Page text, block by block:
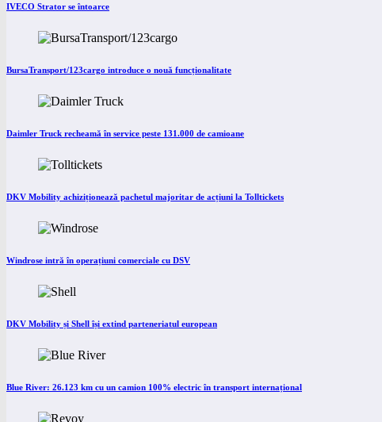
IVECO Strator se întoarce
BursaTransport/123cargo introduce o nouă funcționalitate
Daimler Truck recheamă în service peste 131.000 de camioane
DKV Mobility achiziționează pachetul majoritar de acțiuni la Tolltickets
Windrose intră în operațiuni comerciale cu DSV
DKV Mobility și Shell își extind parteneriatul european
Blue River: 26.123 km cu un camion 100% electric în transport internațional